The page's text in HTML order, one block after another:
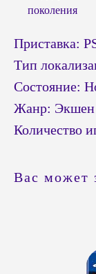
поколения
Приставка:
Тип
Состояние:
Жанр: Экшен
Количество
Вас может